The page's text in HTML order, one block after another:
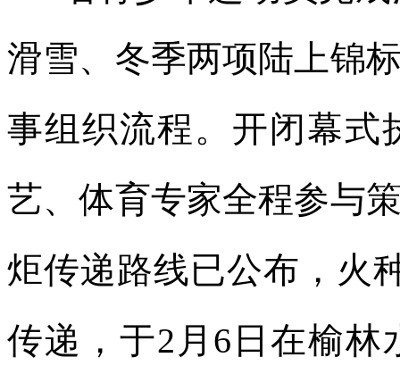
滑雪、冬季两项陆上锦
事组织流程。开闭幕式
艺、体育专家全程参与
炬传递路线已公布，火
传递，于2月6日在榆